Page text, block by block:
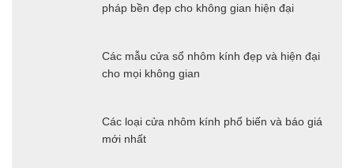
pháp bền đẹp cho không gian hiện đại
Các mẫu cửa sổ nhôm kính đẹp và hiện đại
cho mọi không gian
Các loại cửa nhôm kính phổ biến và báo giá
mới nhất